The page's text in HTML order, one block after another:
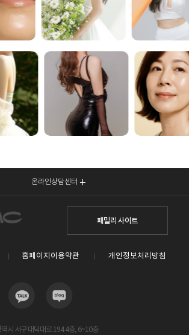
온라인상담센터
패밀리 사이트
홈페이지이용약관 개인정보처리방침
시 서구 대덕대로 194 4층, 6~10층